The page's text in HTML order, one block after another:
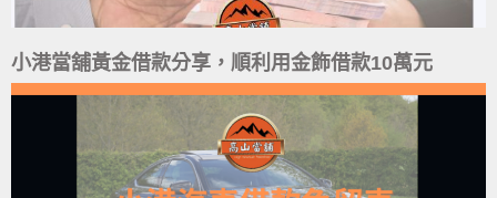
小港當舖黃金借款分享，順利用金飾借款10萬元